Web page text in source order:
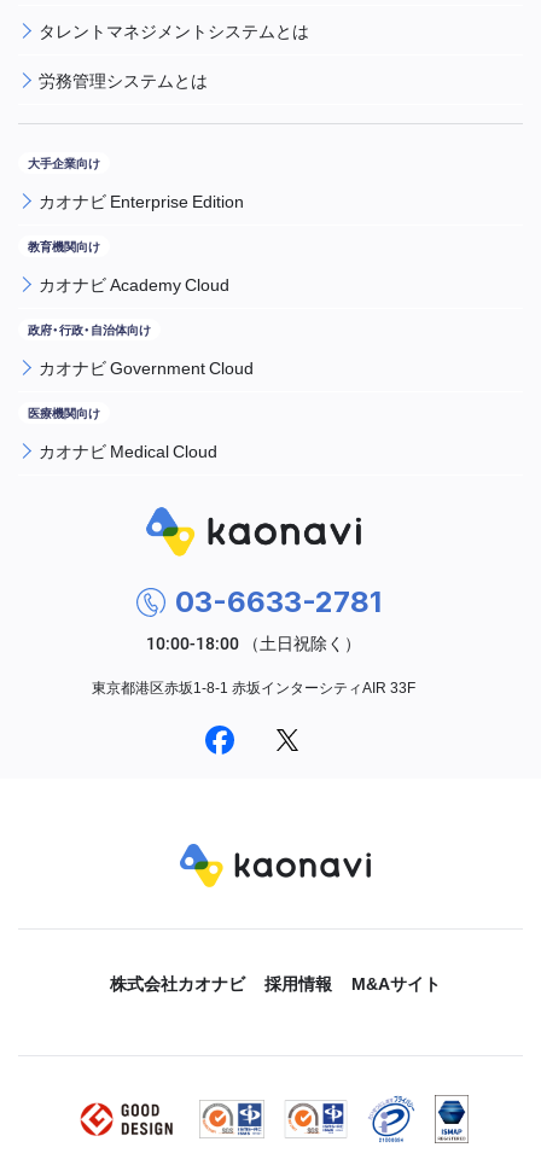
タレントマネジメントシステムとは
労務管理システムとは
カオナビ Enterprise Edition
カオナビ Academy Cloud
カオナビ Government Cloud
カオナビ Medical Cloud
03-6633-2781
東京都港区赤坂1-8-1 赤坂インターシティAIR 33F
株式会社カオナビ 採用情報 M&Aサイト